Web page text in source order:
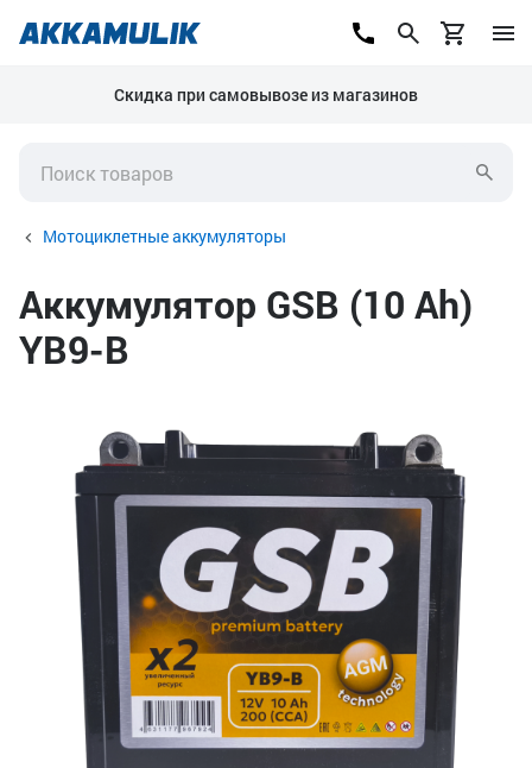
Скидка при самовывозе из магазинов
Мотоциклетные аккумуляторы
Аккумулятор GSB (10 Ah)
YB9-B